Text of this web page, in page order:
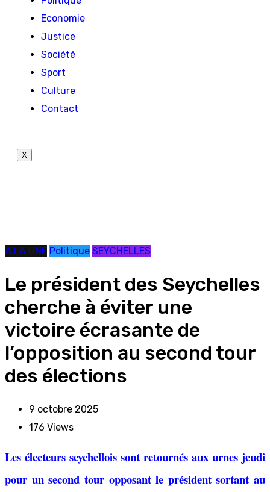
Economie
Justice
Société
Sport
Culture
Contact
X
A LA UNE Politique SEYCHELLES
Le président des Seychelles
cherche à éviter une
victoire écrasante de
l’opposition au second tour
des élections
9 octobre 2025
176 Views
Les électeurs seychellois sont retournés aux urnes jeudi
pour un second tour opposant le président sortant au